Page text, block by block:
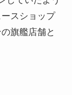
スショップ
旗艦店舗と